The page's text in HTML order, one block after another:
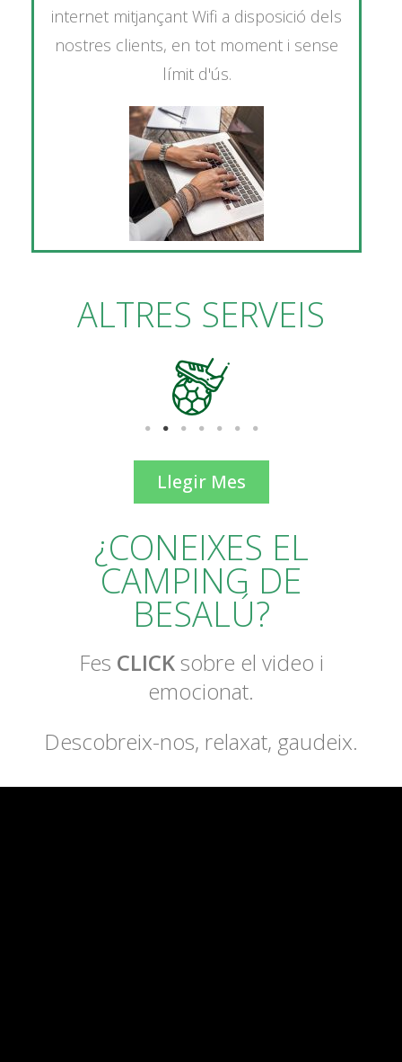
internet mitjançant Wifi a disposició dels
nostres clients, en tot moment i sense
límit d'ús.
ALTRES SERVEIS
Llegir Mes
¿CONEIXES EL
CAMPING DE
BESALÚ?
Fes CLICKsobre el video i
emocionat.
Descobreix-nos, relaxat, gaudeix.